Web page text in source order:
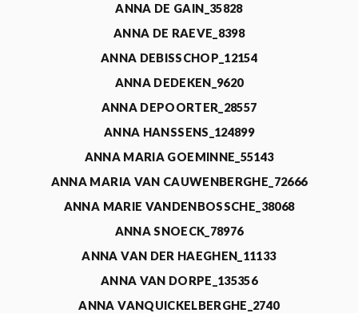
ANNA DE GAIN_35828
ANNA DE RAEVE_8398
ANNA DEBISSCHOP_12154
ANNA DEDEKEN_9620
ANNA DEPOORTER_28557
ANNA HANSSENS_124899
ANNA MARIA GOEMINNE_55143
ANNA MARIA VAN CAUWENBERGHE_72666
ANNA MARIE VANDENBOSSCHE_38068
ANNA SNOECK_78976
ANNA VAN DER HAEGHEN_11133
ANNA VAN DORPE_135356
ANNA VANQUICKELBERGHE_2740